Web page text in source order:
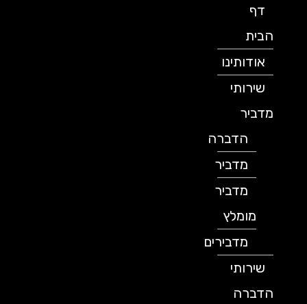
דף
הבית
אודותינו
שירותי
מדביר
הדברה
מדביר
מדביר
מומלץ
מדבירים
שירותי
הדברה